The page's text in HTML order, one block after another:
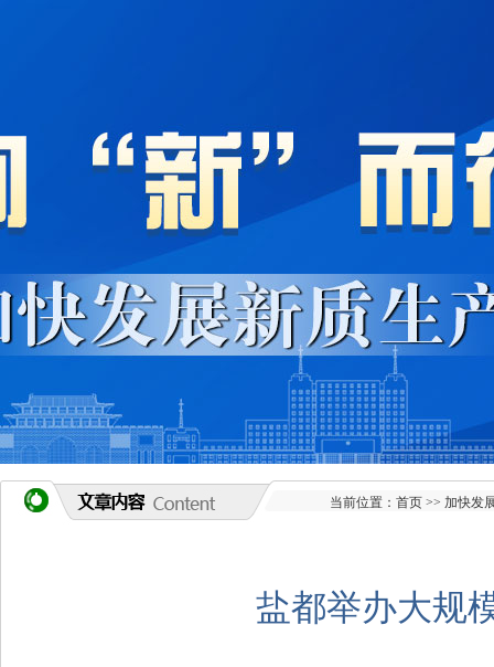
当前位置： 首页 >> 加快发
盐都举办大规